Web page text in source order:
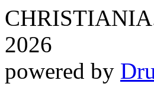
2026
powered by